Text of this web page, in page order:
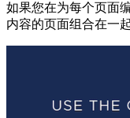
如果您在为每个页面
内容的页面组合在一